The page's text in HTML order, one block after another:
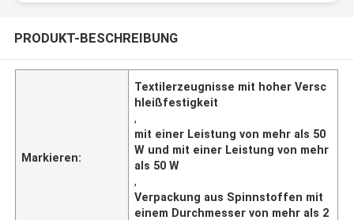
PRODUKT-BESCHREIBUNG
Markieren:
Textilerzeugnisse mit hoher Versc
hleißfestigkeit
,
mit einer Leistung von mehr als 50
W und mit einer Leistung von mehr
als 50 W
,
Verpackung aus Spinnstoffen mit
einem Durchmesser von mehr als 2